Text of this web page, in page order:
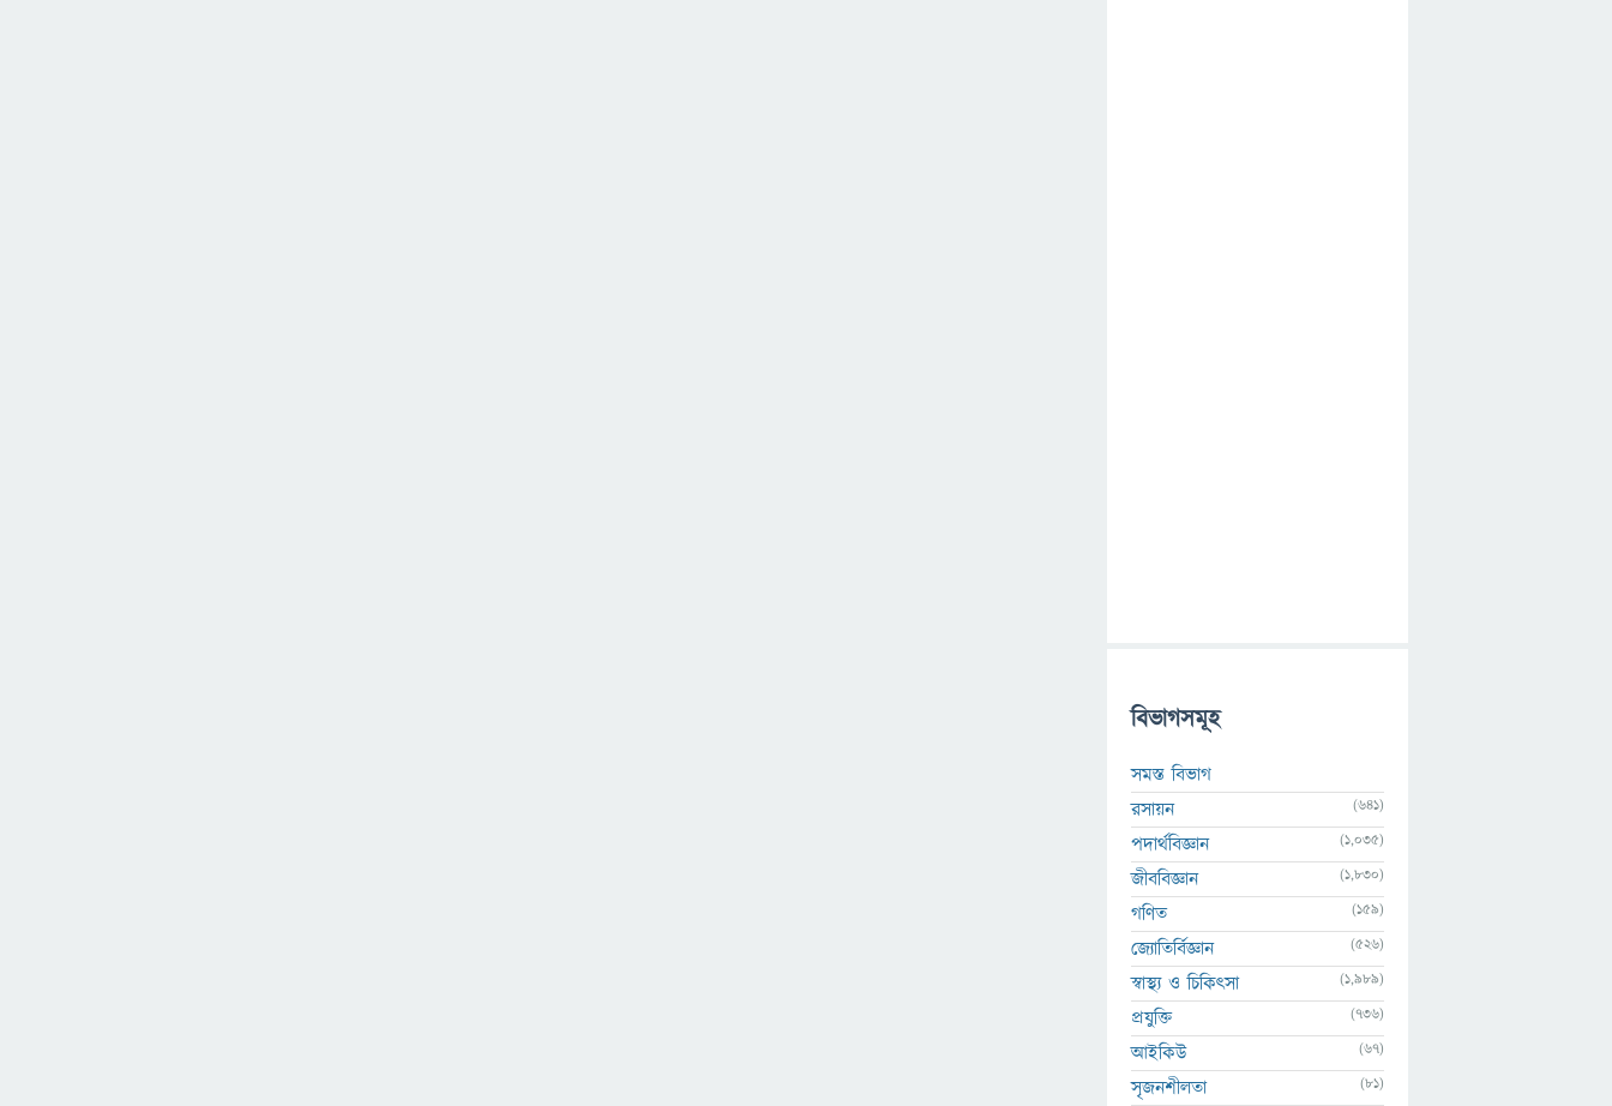
বিভাগসমূহ
সমস্ত বিভাগ
রসায়ন
(641)
পদার্থবিজ্ঞান (1,035)
জীববিজ্ঞান (1,830)
গণিত (159)
জ্যোতির্বিজ্ঞান (526)
স্বাস্থ্য ও চিকিৎসা (1,989)
প্রযুক্তি (736)
আইকিউ (67)
সৃজনশীলতা (81)